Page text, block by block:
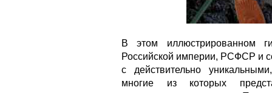
В этом иллюстрированном
Российской империи, РСФСР и
с действительно
многие из которых